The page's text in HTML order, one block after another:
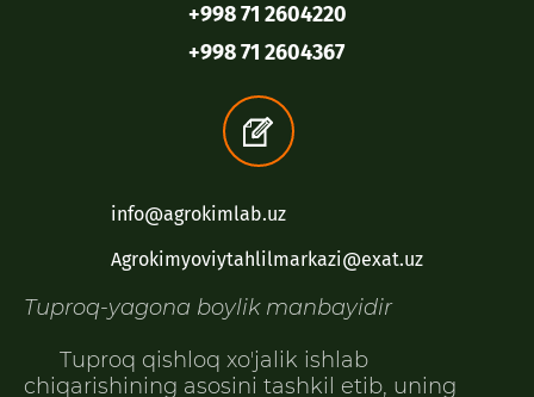
+998 71 2604220
+998 71 2604367
info@agrokimlab.uz
Agrokimyoviytahlilmarkazi@exat.uz
Tuproq-yagona boylik manbayidir
Tuproq qishloq xoʼjalik ishlab
chiqarishining asosini tashkil etib, uning